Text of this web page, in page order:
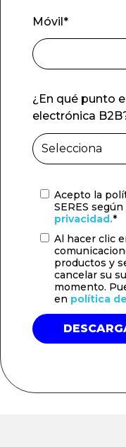
Móvil*
¿En qué punto
electrónica
Acepto la
SERES
privacidad.*
Al hacer clic
productos y
cancelar su
momento.
en política